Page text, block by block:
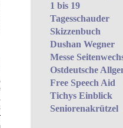
1 bis 19
Tagesschauder
Skizzenbuch
Dushan Wegner
Messe
Ostdeutsche
Free Speech Aid
Tichys Einblick
Seniorenakrützel